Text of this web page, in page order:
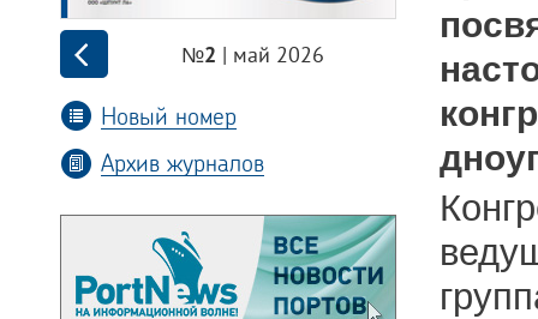
№2 | май 2026
Новый номер
Архив журналов